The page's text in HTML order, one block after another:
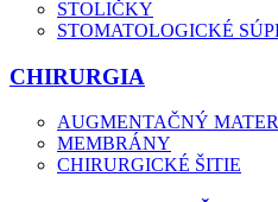
STOLIČKY
STOMATOLOGICKÉ
CHIRURGIA
AUGMENTAČNÝ
MEMBRÁNY
CHIRURGICKÉ ŠITIE